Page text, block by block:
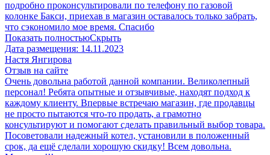
подробно проконсультировали по телефону по газовой
колонке Бакси, приехав в магазин оставалось только забрать,
что сэкономило мое время. Спасибо
Показать полностьюСкрыть
Дата размещения: 14.11.2023
​Настя Янгирова
Отзыв на сайте
Очень довольна работой данной компании. Великолепный
персонал! Ребята опытные и отзывчивые, находят подход к
каждому клиенту. Впервые встречаю магазин, где продавцы
не просто пытаются что-то продать, а грамотно
консультируют и помогают сделать правильный выбор товара.
Посоветовали надежный котел, установили в положенный
срок, да ещё сделали хорошую скидку! Всем довольна.